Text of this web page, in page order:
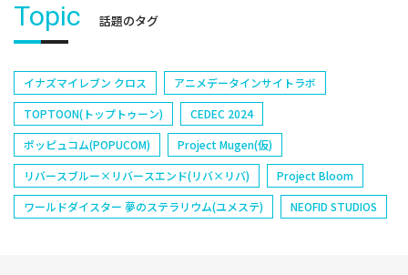
Topic 話題のタグ
イナズマイレブン クロス
アニメデータインサイトラボ
TOPTOON(トップトゥーン)
CEDEC 2024
ポッピュコム(POPUCOM)
Project Mugen(仮)
リバースブルー×リバースエンド(リバ×リバ)
Project Bloom
ワールドダイスター 夢のステラリウム(ユメステ)
NEOFID STUDIOS